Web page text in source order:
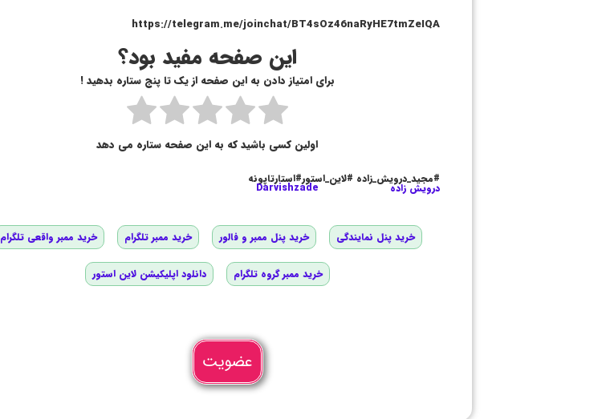
https://telegram.me/joinchat/BT4sOz46naRyHE7tmZeIQA
این صفحه مفید بود؟
برای امتیاز دادن به این صفحه از یک تا پنج ستاره بدهید !
اولین کسی باشید که به این صفحه ستاره می دهد
#مجید_درویش_زاده #لاین_استور#استارتاپونه
درویش زاده Darvishzade
خرید پنل نمایندگی خرید پنل ممبر و فالور خرید ممبر تلگرام خرید ممبر واقعی تلگرام
خرید ممبر گروه تلگرام دانلود اپلیکیشن لاین استور
عضویت